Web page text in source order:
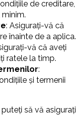
de creditare,
: Asigurați-vă că
înainte de a aplica.
vă că aveți
ratele la timp.
:
și termenii
să vă asigurați